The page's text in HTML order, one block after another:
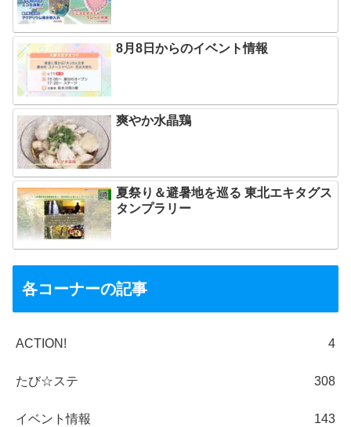
8月8日からのイベント情報
爽やか水晶鶏
夏祭り＆避暑地を巡る 東北エキタグス
タンプラリー
各コーナーの記事
ACTION! 4
たび☆ステ 308
イベント情報 143